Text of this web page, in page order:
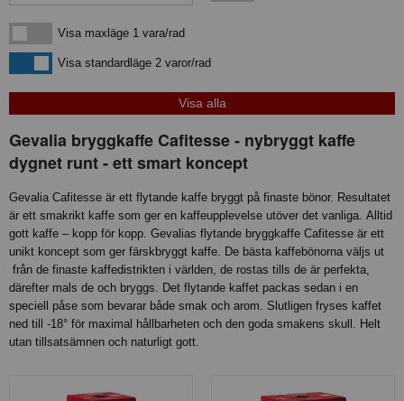
Visa maxläge 1 vara/rad
Visa maxläge 1 vara/rad
Visa standardlägeVisa standardläge 2 varor/rad
Gevalia bryggkaffe Cafitesse - nybryggt kaffe
dygnet runt - ett smart koncept
Gevalia Cafitesse är ett flytande kaffe bryggt på finaste bönor. Resultatet
är ett smakrikt kaffe som ger en kaffeupplevelse utöver det vanliga. Alltid
gott kaffe – kopp för kopp. Gevalias flytande bryggkaffe Cafitesse är ett
unikt koncept som ger färskbryggt kaffe. De bästa kaffebönorna väljs ut
från de finaste kaffedistrikten i världen, de rostas tills de är perfekta,
därefter mals de och bryggs. Det flytande kaffet packas sedan i en
speciell påse som bevarar både smak och arom. Slutligen fryses kaffet
ned till -18° för maximal hållbarheten och den goda smakens skull. Helt
utan tillsatsämnen och naturligt gott.